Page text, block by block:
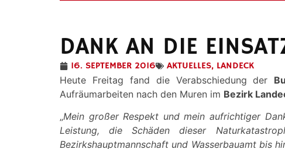
DANK AN DIE
16. SEPTEMBER 2016 AKTUELLES, LANDECK
Heute Freitag fand die Verabschiedung der
Aufräumarbeiten nach den Muren im Bezirk
„Mein großer Respekt und mein aufrichtiger
Leistung, die Schäden dieser
Bezirkshauptmannschaft und Wasserbauamt bis